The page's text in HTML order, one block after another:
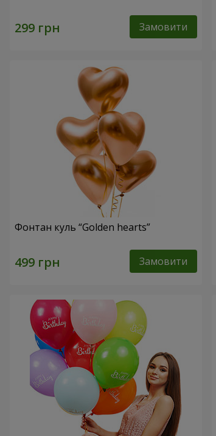
Замовити
Фонтан куль “Golden hearts”
Замовити